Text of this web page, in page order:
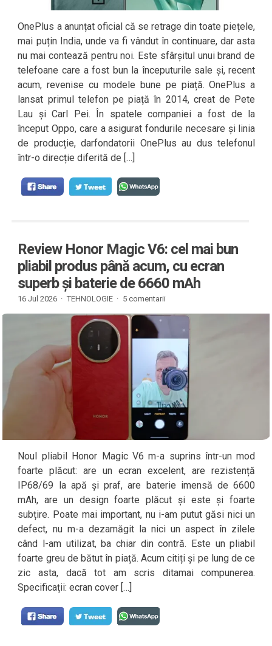
OnePlus a anunțat oficial că se retrage din toate piețele,
mai puțin India, unde va fi vândut în continuare, dar asta
nu mai contează pentru noi. Este sfârșitul unui brand de
telefoane care a fost bun la începuturile sale și, recent
acum, revenise cu modele bune pe piață. OnePlus a
lansat primul telefon pe piață în 2014, creat de Pete
Lau și Carl Pei. În spatele companiei a fost de la
început Oppo, care a asigurat fondurile necesare și linia
de producție, darfondatorii OnePlus au dus telefonul
într-o direcție diferită de […]
Review Honor Magic V6: cel mai bun
pliabil produs până acum, cu ecran
superb și baterie de 6660 mAh
16 Jul 2026 · TEHNOLOGIE · 5 comentarii
Noul pliabil Honor Magic V6 m-a suprins într-un mod
foarte plăcut: are un ecran excelent, are rezistență
IP68/69 la apă și praf, are baterie imensă de 6600
mAh, are un design foarte plăcut și este și foarte
subțire. Poate mai important, nu i-am putut găsi nici un
defect, nu m-a dezamăgit la nici un aspect în zilele
când l-am utilizat, ba chiar din contră. Este un pliabil
foarte greu de bătut în piață. Acum citiți și pe lung de ce
zic asta, dacă tot am scris ditamai compunerea.
Specificații: ecran cover […]